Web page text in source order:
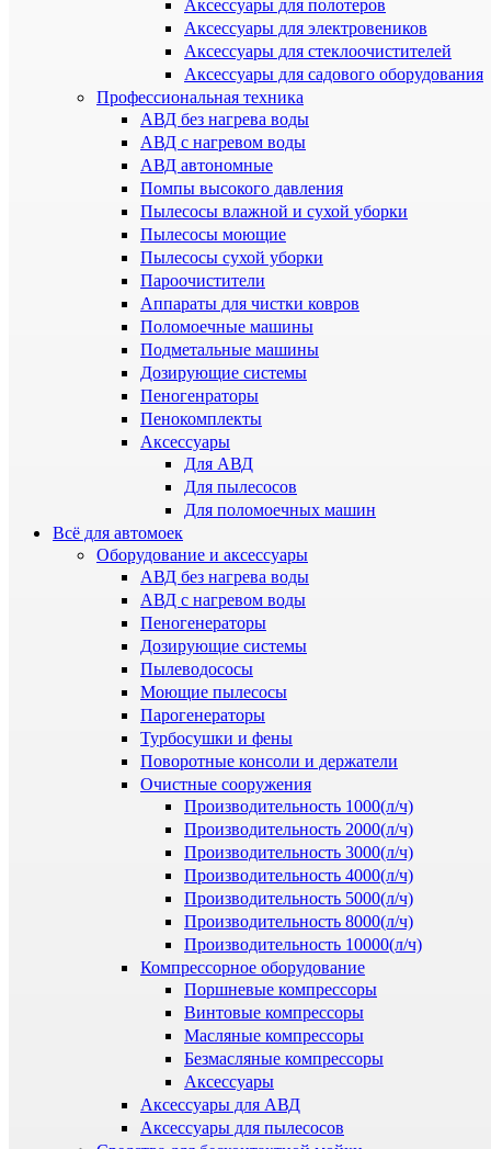
Аксессуары для полотеров
Аксессуары для электровеников
Аксессуары для стеклоочистителей
Аксессуары для садового оборудования
Профессиональная техника
АВД без нагрева воды
АВД с нагревом воды
АВД автономные
Помпы высокого давления
Пылесосы влажной и сухой уборки
Пылесосы моющие
Пылесосы сухой уборки
Пароочистители
Аппараты для чистки ковров
Поломоечные машины
Подметальные машины
Дозирующие системы
Пеногенраторы
Пенокомплекты
Аксессуары
Для АВД
Для пылесосов
Для поломоечных машин
Всё для автомоек
Оборудование и аксессуары
АВД без нагрева воды
АВД с нагревом воды
Пеногенераторы
Дозирующие системы
Пылеводососы
Моющие пылесосы
Парогенераторы
Турбосушки и фены
Поворотные консоли и держатели
Очистные сооружения
Производительность 1000(л/ч)
Производительность 2000(л/ч)
Производительность 3000(л/ч)
Производительность 4000(л/ч)
Производительность 5000(л/ч)
Производительность 8000(л/ч)
Производительность 10000(л/ч)
Компрессорное оборудование
Поршневые компрессоры
Винтовые компрессоры
Масляные компрессоры
Безмасляные компрессоры
Аксессуары
Аксессуары для АВД
Аксессуары для пылесосов